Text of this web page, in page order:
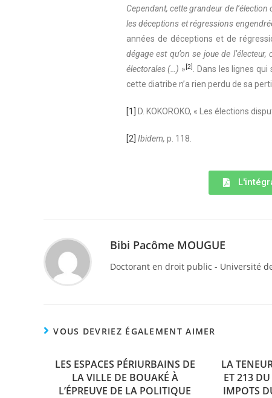
Cependant, cette grandeur de
les déceptions et régressions
années de déceptions et de
dégage est qu’on se joue de
électorales (…) » [2]
. Dans les lignes
cette diatribe n’a rien perdu de sa
[1] D. KOKOROKO, « Les élections
[2] Ibidem, p. 118.
Bibi Pacôme MOUGUE
Doctorant en droit public - Université
VOUS DEVRIEZ ÉGALEMENT AIMER
LES ESPACES PÉRIURBAINS DE
LA VILLE DE BOUAKÉ À
L’ÉPREUVE DE LA POLITIQUE
LA
ET 213
IMPOTS